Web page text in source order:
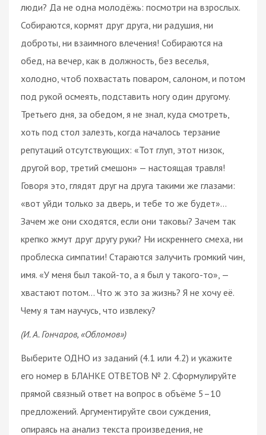
люди? Да не одна молодёжь: посмотри на взрослых.
Собираются, кормят друг друга, ни радушия, ни
доброты, ни взаимного влечения! Собираются на
обед, на вечер, как в должность, без веселья,
холодно, чтоб похвастать поваром, салоном, и потом
под рукой осмеять, подставить ногу один другому.
Третьего дня, за обедом, я не знал, куда смотреть,
хоть под стол залезть, когда началось терзание
репутаций отсутствующих: «Тот глуп, этот низок,
другой вор, третий смешон» — настоящая травля!
Говоря это, глядят друг на друга такими же глазами:
«вот уйди только за дверь, и тебе то же будет»…
Зачем же они сходятся, если они таковы? Зачем так
крепко жмут друг другу руки? Ни искреннего смеха, ни
проблеска симпатии! Стараются залучить громкий чин,
имя. «У меня был такой-то, а я был у такого-то», —
хвастают потом… Что ж это за жизнь? Я не хочу её.
Чему я там научусь, что извлеку?
(И. А. Гончаров, «Обломов»)
Выберите ОДНО из заданий (4.1 или 4.2) и укажите
его номер в БЛАНКЕ ОТВЕТОВ № 2. Сформулируйте
прямой связный ответ на вопрос в объёме 5–10
предложений. Аргументируйте свои суждения,
опираясь на анализ текста произведения, не